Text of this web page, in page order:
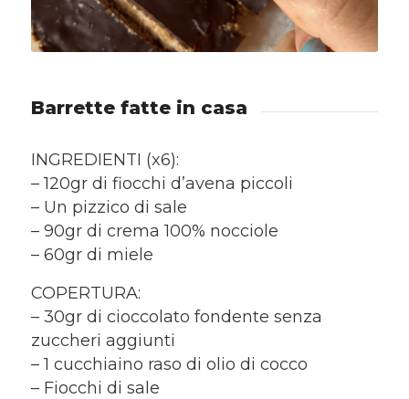
Barrette fatte in casa
INGREDIENTI (x6):
– 120gr di fiocchi d’avena piccoli
– Un pizzico di sale
– 90gr di crema 100% nocciole
– 60gr di miele
COPERTURA:
– 30gr di cioccolato fondente senza
zuccheri aggiunti
– 1 cucchiaino raso di olio di cocco
– Fiocchi di sale